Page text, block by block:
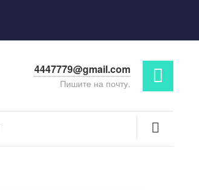
4447779@gmail.com
Пишите на почту.